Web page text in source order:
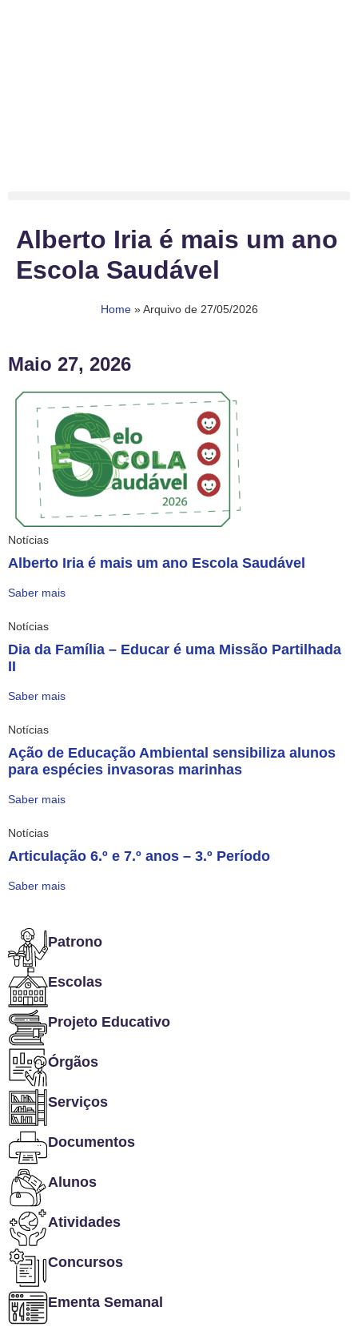
Alberto Iria é mais um ano
Escola Saudável
Home»Arquivo de 27/05/2026
Maio 27, 2026
Notícias
Alberto Iria é mais um ano Escola Saudável
Saber mais
Notícias
Dia da Família – Educar é uma Missão Partilhada
II
Saber mais
Notícias
Ação de Educação Ambiental sensibiliza alunos
para espécies invasoras marinhas
Saber mais
Notícias
Articulação 6.º e 7.º anos – 3.º Período
Saber mais
Patrono
Escolas
Projeto Educativo
Órgãos
Serviços
Documentos
Alunos
Atividades
Concursos
Ementa Semanal